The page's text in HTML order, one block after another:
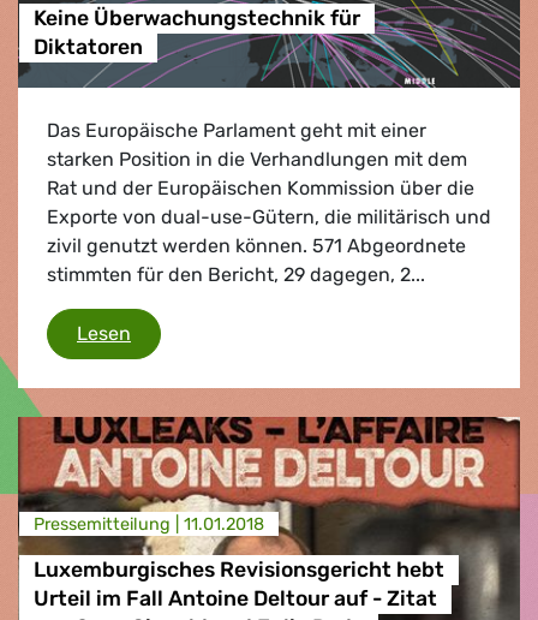
Keine Überwachungstechnik für
Diktatoren
Das Europäische Parlament geht mit einer
starken Position in die Verhandlungen mit dem
Rat und der Europäischen Kommission über die
Exporte von dual-use-Gütern, die militärisch und
zivil genutzt werden können. 571 Abgeordnete
stimmten für den Bericht, 29 dagegen, 2...
Lesen Keine Überwachungstechnik für Diktatoren
Presse­mitteilung | 11.01.2018
Luxemburgisches Revisionsgericht hebt
Urteil im Fall Antoine Deltour auf - Zitat